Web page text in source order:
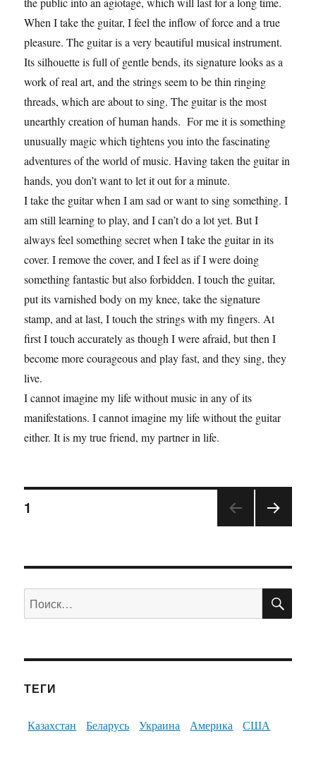
When I take the guitar, I feel the inflow of force and a true
pleasure. The guitar is a very beautiful musical instrument.
Its silhouette is full of gentle bends, its signature looks as a
work of real art, and the strings seem to be thin ringing
threads, which are about to sing. The guitar is the most
unearthly creation of human hands. For me it is something
unusually magic which tightens you into the fascinating
adventures of the world of music. Having taken the guitar in
hands, you don’t want to let it out for a minute.
I take the guitar when I am sad or want to sing something. I
am still learning to play, and I can’t do a lot yet. But I
always feel something secret when I take the guitar in its
cover. I remove the cover, and I feel as if I were doing
something fantastic but also forbidden. I touch the guitar,
put its varnished body on my knee, take the signature
stamp, and at last, I touch the strings with my fingers. At
first I touch accurately as though I were afraid, but then I
become more courageous and play fast, and they sing, they
live.
I cannot imagine my life without music in any of its
manifestations. I cannot imagine my life without the guitar
either. It is my true friend, my partner in life.
1
Искать:
ТЕГИ
Казахстан Беларусь Украина Америка США